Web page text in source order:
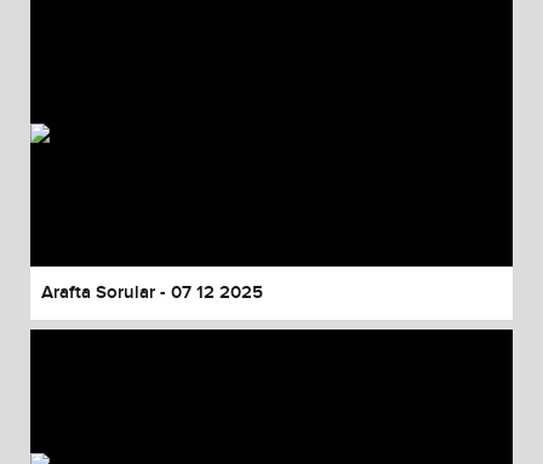
Arafta Sorular - 07 12 2025